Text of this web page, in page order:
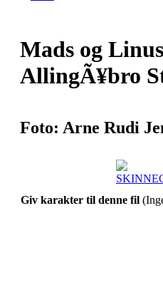
Mads og
AllingÃ¥bro
Foto: Arne Rudi
Giv karakter til denne fil